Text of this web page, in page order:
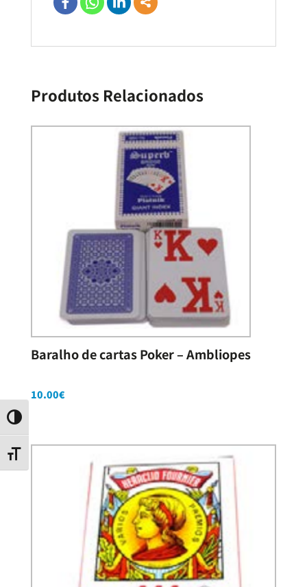
Contraste
Tamanho da letra
Produtos Relacionados
Baralho de cartas Poker – Ambliopes
10.00€